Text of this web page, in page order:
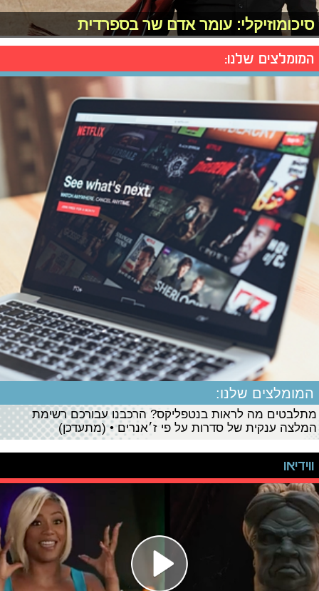
סיכומוזיקלי: עומר אדם שר בספרדית
המומלצים שלנו:
המומלצים שלנו:
מתלבטים מה לראות בנטפליקס? הרכבנו עבורכם רשימת
המלצה ענקית של סדרות על פי ז׳אנרים • (מתעדכן)
ווידיאו